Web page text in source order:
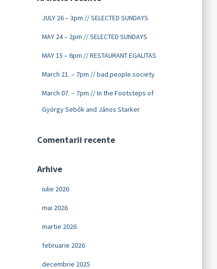
JULY 26 – 3pm // SELECTED SUNDAYS
MAY 24 – 2pm // SELECTED SUNDAYS
MAY 15 – 6pm // RESTAURANT EGALITAS
March 21. – 7pm // bad.people.society
March 07. – 7pm // In the Footsteps of
György Sebők and János Starker
Comentarii recente
Arhive
iulie 2026
mai 2026
martie 2026
februarie 2026
decembrie 2025